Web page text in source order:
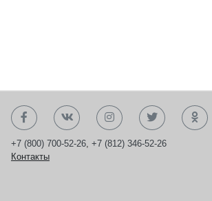
+7 (800) 700-52-26, +7 (812) 346-52-26
Контакты